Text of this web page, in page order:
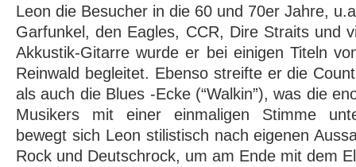
Leon die Besucher in die 60 und 70er Jahre,
Garfunkel, den Eagles, CCR, Dire Straits und
Akkustik-Gitarre wurde er bei einigen Titeln
Reinwald begleitet. Ebenso streifte er die
als auch die Blues -Ecke (“Walkin”), was die
Musikers mit einer einmaligen Stimme
bewegt sich Leon stilistisch nach eigenen
Rock und Deutschrock, um am Ende mit dem